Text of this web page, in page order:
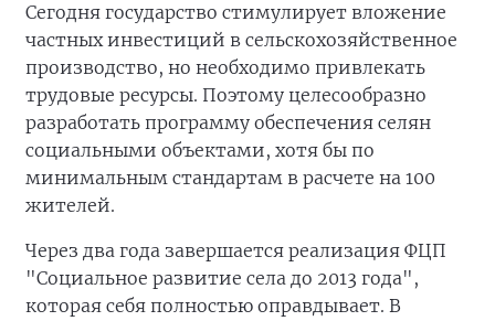
Сегодня государство стимулирует вложение
частных инвестиций в сельскохозяйственное
производство, но необходимо привлекать
трудовые ресурсы. Поэтому целесообразно
разработать программу обеспечения селян
социальными объектами, хотя бы по
минимальным стандартам в расчете на 100
жителей.
Через два года завершается реализация ФЦП
"Социальное развитие села до 2013 года",
которая себя полностью оправдывает. В